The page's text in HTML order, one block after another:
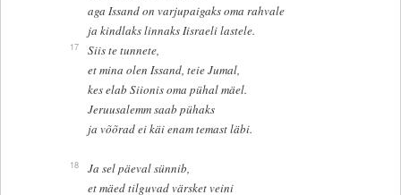
aga Issand on varjupaigaks oma rahvale
ja kindlaks linnaks Iisraeli lastele.
17
Siis te tunnete,
et mina olen Issand, teie Jumal,
kes elab Siionis oma pühal mäel.
Jeruusalemm saab pühaks
ja võõrad ei käi enam temast läbi.
18
Ja sel päeval sünnib,
et mäed tilguvad värsket veini